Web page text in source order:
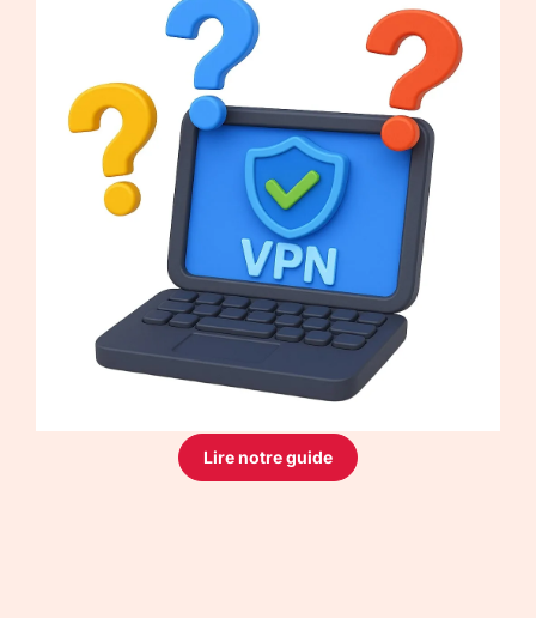
Lire notre guide